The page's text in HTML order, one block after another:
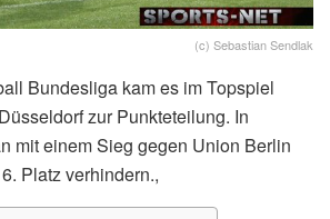
(c) Sebastian Sendlak
Bundesliga kam es im Topspiel
zur Punkteteilung. In
mit einem Sieg gegen Union Berlin
Platz verhindern.,